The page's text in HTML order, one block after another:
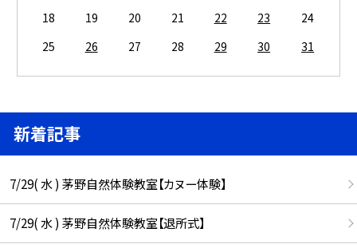
18
19 20 21 22 23
24
25
26 27 28 29 30 31
新着記事
7/29( 水 ) 茅野自然体験教室【カヌー体験】
7/29( 水 ) 茅野自然体験教室【退所式】